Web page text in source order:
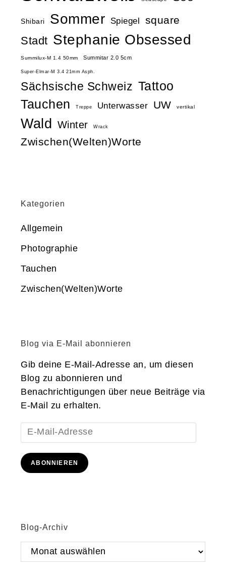
Shibari Sommer Spiegel square
Stadt Stephanie Obsessed
Summilux-M 1.4 50mm Summitar 2.0 5cm
Super-Elmar-M 3.4 21mm Asph.
Sächsische Schweiz Tattoo
Tauchen
Treppe Unterwasser UW vertikal
Wald Winter Wrack
Zwischen(Welten)Worte
Kategorien
Allgemein
Photographie
Tauchen
Zwischen(Welten)Worte
Blog via E-Mail abonnieren
Gib deine E-Mail-Adresse an, um diesen
Blog zu abonnieren und
Benachrichtigungen über neue Beiträge via
E-Mail zu erhalten.
E-
Mail-
Adresse
ABONNIEREN
Blog-Archiv
Blog-
Archiv